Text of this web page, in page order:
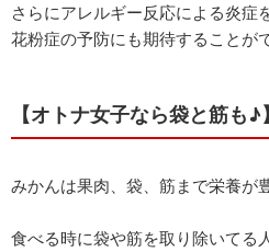
さらにアレルギー反応による炎症
花粉症の予防にも期待することが
【オトナ女子なら袋と筋も♪】
みかんは果肉、袋、筋まで栄養が
食べる時に袋や筋を取り除いてる